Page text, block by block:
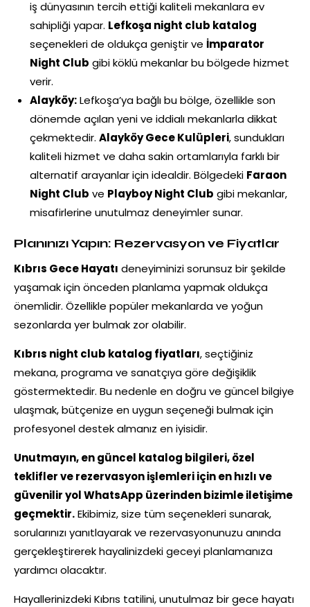
iş dünyasının tercih ettiği kaliteli mekanlara ev
sahipliği yapar. Lefkoşa night club katalog
seçenekleri de oldukça geniştir ve İmparator
Night Club gibi köklü mekanlar bu bölgede hizmet
verir.
Alayköy:Lefkoşa’ya bağlı bu bölge, özellikle son
dönemde açılan yeni ve iddialı mekanlarla dikkat
çekmektedir. Alayköy Gece Kulüpleri, sundukları
kaliteli hizmet ve daha sakin ortamlarıyla farklı bir
alternatif arayanlar için idealdir. Bölgedeki Faraon
Night Club ve Playboy Night Club gibi mekanlar,
misafirlerine unutulmaz deneyimler sunar.
Planınızı Yapın: Rezervasyon ve Fiyatlar
Kıbrıs Gece Hayatı deneyiminizi sorunsuz bir şekilde
yaşamak için önceden planlama yapmak oldukça
önemlidir. Özellikle popüler mekanlarda ve yoğun
sezonlarda yer bulmak zor olabilir.
Kıbrıs night club katalog fiyatları, seçtiğiniz
mekana, programa ve sanatçıya göre değişiklik
göstermektedir. Bu nedenle en doğru ve güncel bilgiye
ulaşmak, bütçenize en uygun seçeneği bulmak için
profesyonel destek almanız en iyisidir.
Unutmayın, en güncel katalog bilgileri, özel
teklifler ve rezervasyon işlemleri için en hızlı ve
güvenilir yol WhatsApp üzerinden bizimle iletişime
geçmektir.Ekibimiz, size tüm seçenekleri sunarak,
sorularınızı yanıtlayarak ve rezervasyonunuzu anında
gerçekleştirerek hayalinizdeki geceyi planlamanıza
yardımcı olacaktır.
Hayallerinizdeki Kıbrıs tatilini, unutulmaz bir gece hayatı